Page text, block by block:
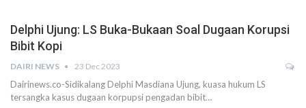
Delphi Ujung: LS Buka-Bukaan Soal Dugaan Korupsi
Bibit Kopi
DAIRI NEWS 23 Dec 2023
Dairinews.co-Sidikalang Delphi Masdiana Ujung, kuasa hukum LS
tersangka kasus dugaan korpupsi pengadan bibit…